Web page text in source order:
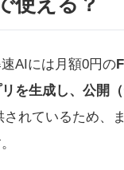
AIには月額0円の
を生成し、公開
されているため、